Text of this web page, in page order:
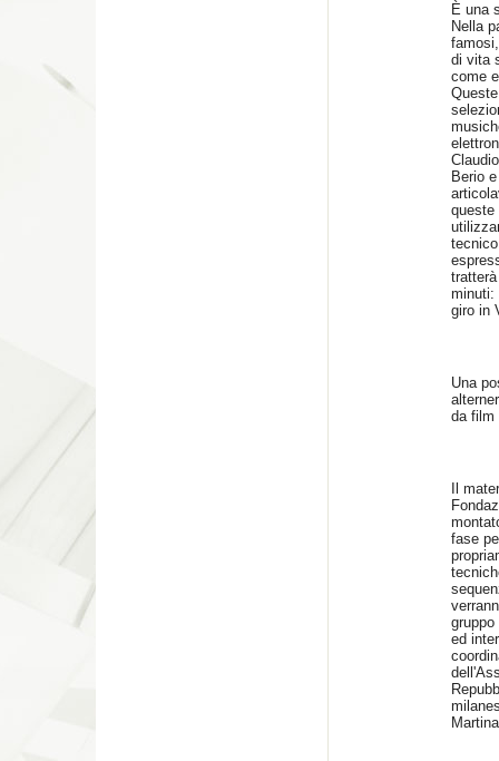
È una
Nella
di vita
come
Berio
queste
minuti:
giro in
Una
da film
Il
fase
ed